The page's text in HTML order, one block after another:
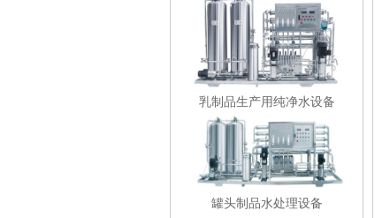
乳制品生产用纯净水设备
罐头制品水处理设备